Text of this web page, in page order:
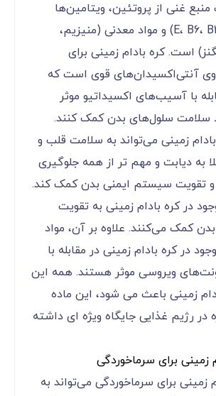
غنی از پروتئین، ویتامین‌ها
(ویتامین E، B6، B3، B9) و مواد معدنی (منیزیم،
است. کره بادام زمینی برای
آنتی‌اکسیدان‌های قوی است که
با آسیب‌های اکسیداتیو موثر
سلامت سلول‌های بدن کمک کنند.
زمینی می‌تواند به سلامت قلب و
به دیابت و مهم تر از همه جلوگیری
و تقویت سیستم ایمنی بدن کمک کند.
در کره بادام زمینی به تقویت
کمک می‌کنند. علاوه بر آن، مواد
در کره بادام زمینی در مقابله با
ویروسی موثر هستند. همه این
زمینی باعث می شود، این ماده
رژیم غذایی جایگاه ویژه ای داشته
زمینی برای سرماخوردگی
زمینی برای سرماخوردگی می‌تواند به